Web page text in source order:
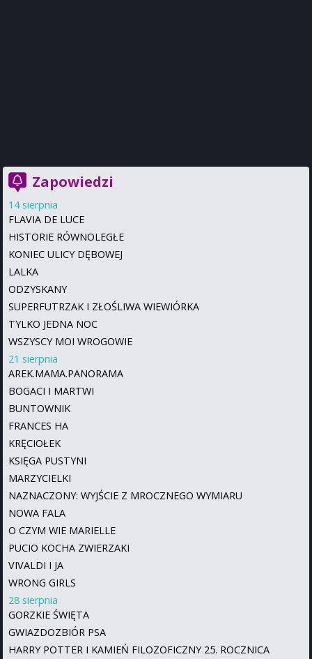
Zapowiedzi
14 sierpnia
FLAVIA DE LUCE
HISTORIE RÓWNOLEGŁE
KONIEC ULICY DĘBOWEJ
LALKA
ODZYSKANY
SUPERFUTRZAK I ZŁOŚLIWA WIEWIÓRKA
TYLKO JEDNA NOC
WSZYSCY MOI WROGOWIE
21 sierpnia
AREK.MAMA.PANORAMA
BOGACI I MARTWI
BUNTOWNIK
FRANCES HA
KRĘCIOŁEK
KSIĘGA PUSTYNI
MARZYCIELKI
NAZNACZONY: WYJŚCIE Z MROCZNEGO WYMIARU
NOWA FALA
O CZYM WIE MARIELLE
PUCIO KOCHA ZWIERZAKI
VIVALDI I JA
WRONG GIRLS
28 sierpnia
GORZKIE ŚWIĘTA
GWIAZDOZBIÓR PSA
HARRY POTTER I KAMIEŃ FILOZOFICZNY 25. ROCZNICA